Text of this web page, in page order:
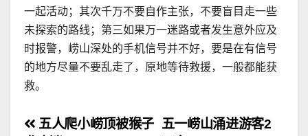
一起活动；其次千万不要自作主张，不要盲目走一些
未探索的路线；第三如果万一迷路或者发生意外应及
时报警，崂山深处的手机信号并不好，要是在有信号
的地方尽量不要乱走了，原地等待救援，一般都能获
救。
文
五一崂山涌进游客2
五人爬小崂顶被猴子